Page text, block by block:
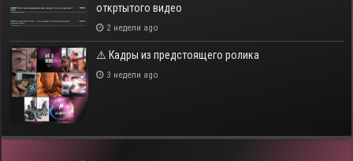
откртытого видео
2 недели ago
⚠️ Кадры из предстоящего ролика
3 недели ago